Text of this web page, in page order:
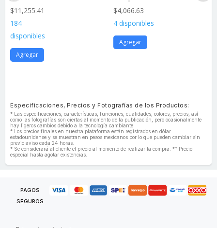
$11,255.41
184
disponibles
Agregar
$4,066.63
4 disponibles
Agregar
Especificaciones, Precios y Fotografías de los Productos:
* Las especificaciones, características, funciones, cualidades, colores, precios, así
como las fotografías son ciertas al momento de la publicación, pero ocasionalmente
hay ligeros cambios debido a la tecnología cambiante.
* Los precios finales en nuestra plataforma están registrados en dólar
estadounidense y se muestran en pesos mexicanos por lo que pueden cambiar sin
previo aviso cada 24 horas.
* Se considerará al cliente el precio al momento de realizar la compra. ** Precio
especial hasta agotar existencias.
PAGOS
SEGUROS